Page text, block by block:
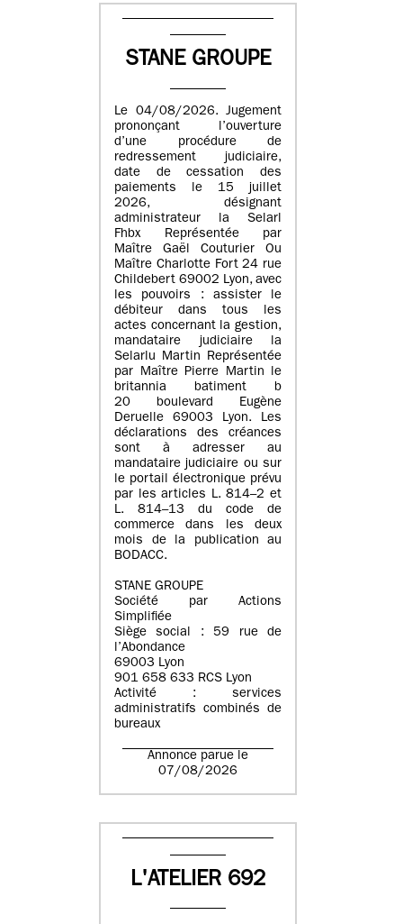
STANE GROUPE
Le 04/08/2026. Jugement
prononçant l’ouverture
d’une procédure de
redressement judiciaire,
date de cessation des
paiements le 15 juillet
2026, désignant
administrateur la Selarl
Fhbx Représentée par
Maître Gaël Couturier Ou
Maître Charlotte Fort 24 rue
Childebert 69002 Lyon, avec
les pouvoirs : assister le
débiteur dans tous les
actes concernant la gestion,
mandataire judiciaire la
Selarlu Martin Représentée
par Maître Pierre Martin le
britannia batiment b
20 boulevard Eugène
Deruelle 69003 Lyon. Les
déclarations des créances
sont à adresser au
mandataire judiciaire ou sur
le portail électronique prévu
par les articles L. 814–2 et
L. 814–13 du code de
commerce dans les deux
mois de la publication au
BODACC.
STANE GROUPE
Société par Actions
Simplifiée
Siège social : 59 rue de
l’Abondance
69003 Lyon
901 658 633 RCS Lyon
Activité : services
administratifs combinés de
bureaux
Annonce parue le
07/08/2026
L'ATELIER 692